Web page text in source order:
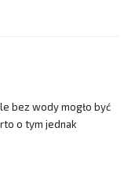
bez wody mogło być
o tym jednak